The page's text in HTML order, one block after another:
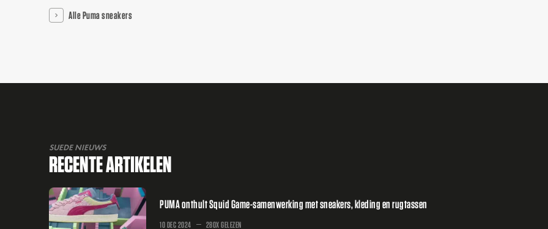
Alle Puma sneakers
SUEDE NIEUWS
RECENTE ARTIKELEN
PUMA onthult Squid Game-samenwerking met sneakers, kleding en rugtassen
10 DEC 2024 280X GELEZEN